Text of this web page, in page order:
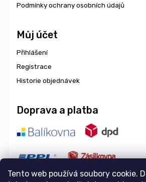
Tento web používá soubory cookie.
Podmínky ochrany osobních údajů
Můj účet
Přihlášení
Registrace
Historie objednávek
Doprava a platba